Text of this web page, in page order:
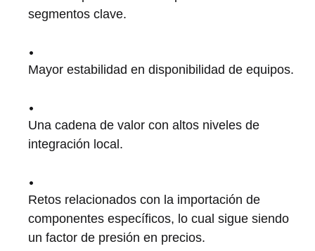
segmentos clave.
Mayor estabilidad en disponibilidad de equipos.
Una cadena de valor con altos niveles de
integración local.
Retos relacionados con la importación de
componentes específicos, lo cual sigue siendo
un factor de presión en precios.